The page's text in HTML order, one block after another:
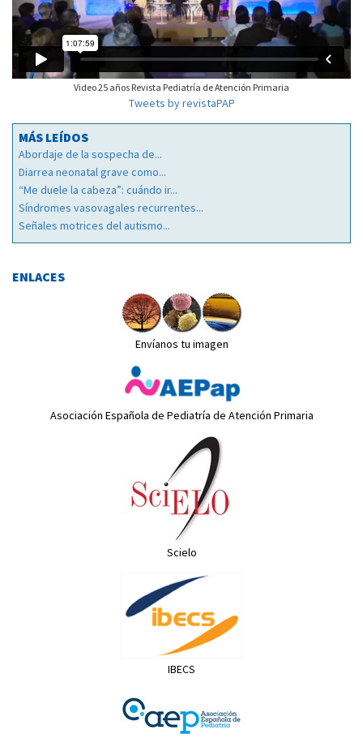
Video 25 años Revista Pediatría de Atención Primaria
Tweets by revistaPAP
MÁS LEÍDOS
Abordaje de la sospecha de...
Diarrea neonatal grave como...
“Me duele la cabeza”: cuándo ir...
Síndromes vasovagales recurrentes...
Señales motrices del autismo...
ENLACES
Envíanos tu imagen
Asociación Española de Pediatría de Atención Primaria
Scielo
IBECS